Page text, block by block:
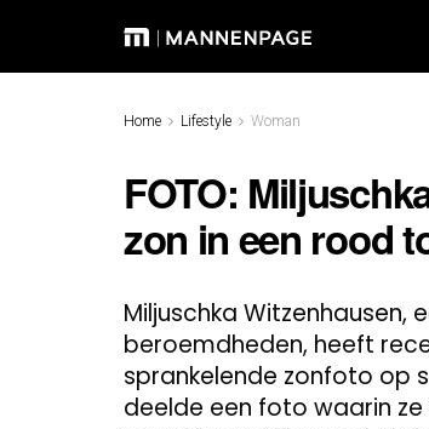
Home Lifestyle Woman
FOTO:
zon in een rood
Miljuschka Witzenhausen,
beroemdheden, heeft
sprankelende zonfoto op
deelde een foto waarin